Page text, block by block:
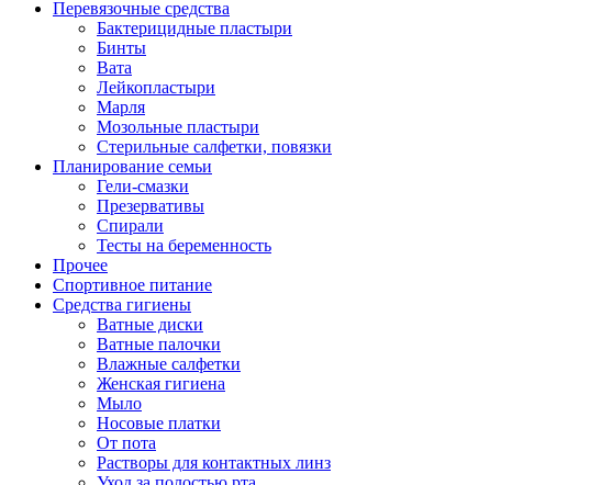
Перевязочные средства
Бактерицидные пластыри
Бинты
Вата
Лейкопластыри
Марля
Мозольные пластыри
Стерильные салфетки, повязки
Планирование семьи
Гели-смазки
Презервативы
Спирали
Тесты на беременность
Прочее
Спортивное питание
Средства гигиены
Ватные диски
Ватные палочки
Влажные салфетки
Женская гигиена
Мыло
Носовые платки
От пота
Растворы для контактных линз